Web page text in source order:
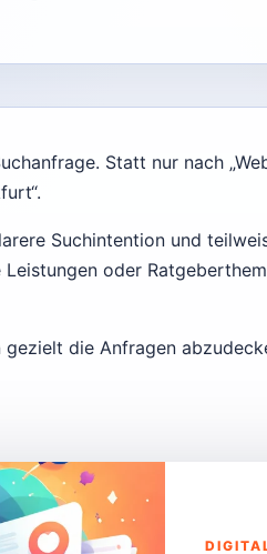
Statt nur nach
Suchintention und
oder
die Anfragen